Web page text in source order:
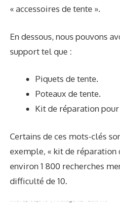
« accessoires de tente ».
En dessous, nous pouvons
support tel que :
Piquets de tente.
Poteaux de tente.
Kit de réparation
Certains de ces mots-clés
exemple, « kit de réparation
environ 1 800 recherches
difficulté de 10.